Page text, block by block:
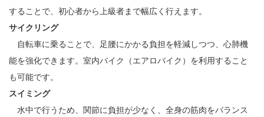
することで、初心者から上級者まで幅広く行えます。
サイクリング
自転車に乗ることで、足腰にかかる負担を軽減しつつ、心肺機
能を強化できます。室内バイク（エアロバイク）を利用すること
も可能です。
スイミング
水中で行うため、関節に負担が少なく、全身の筋肉をバランス